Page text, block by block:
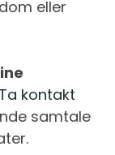
eller
Ta kontakt
samtale